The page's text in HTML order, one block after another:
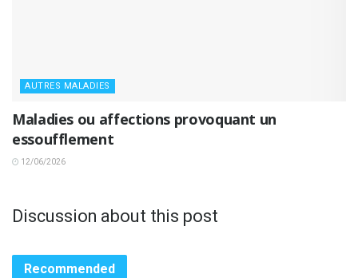
AUTRES MALADIES
Maladies ou affections provoquant un
essoufflement
12/06/2026
Discussion about this post
Recommended